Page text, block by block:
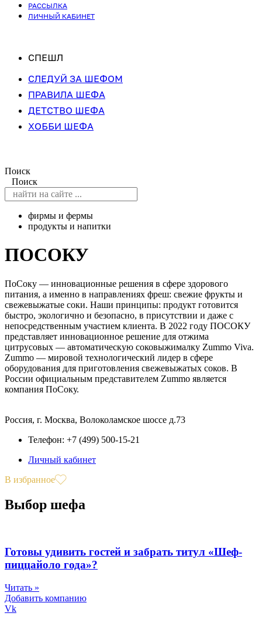
РАССЫЛКА
ЛИЧНЫЙ КАБИНЕТ
СПЕШЛ
СЛЕДУЙ ЗА ШЕФОМ
ПРАВИЛА ШЕФА
ДЕТСТВО ШЕФА
ХОББИ ШЕФА
Поиск
Поиск
фирмы и фермы
продукты и напитки
ПОСОКУ
ПоСоку — инновационные решения в сфере здорового
питания, а именно в направлениях фреш: свежие фрукты и
свежевыжатые соки. Наши принципы: продукт готовится
быстро, экологично и безопасно, в присутствии и даже с
непосредственным участием клиента. В 2022 году ПОСОКУ
представляет инновационное решение для отжима
цитрусовых — автоматическую соковыжималку Zummo Viva.
Zummo — мировой технологический лидер в сфере
оборудования для приготовления свежевыжатых соков. В
России официальным представителем Zummo является
компания ПоСоку.
Россия, г. Москва, Волоколамское шоссе д.73
Телефон: +7 (499) 500-15-21
Личный кабинет
В избранное
Выбор шефа
Готовы удивить гостей и забрать титул «Шеф-
пиццайоло года»?
Читать »
Добавить компанию
Vk